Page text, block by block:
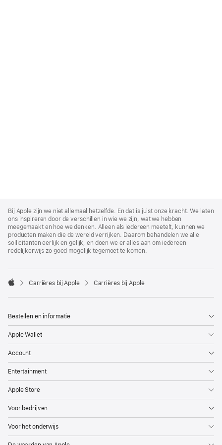
Footer
Bij Apple zijn we niet allemaal hetzelfde. En dat is juist onze kracht. We laten
ons inspireren door de verschillen in wie we zijn, wat we hebben
meegemaakt en hoe we denken. Alleen als iedereen meetelt, kunnen we
producten maken die de wereld verrijken. Daarom behandelen we alle
sollicitanten eerlijk en gelijk, en doen we er alles aan om iedereen
redelijkerwijs zo goed mogelijk tegemoet te komen.

Carrières bij Apple Carrières bij Apple
Bestellen en informatie
Apple Wallet
Account
Entertainment
Apple Store
Voor bedrijven
Voor het onderwijs